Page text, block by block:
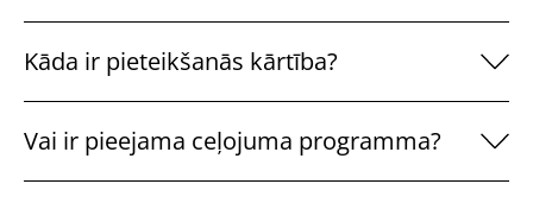
Kāda ir pieteikšanās kārtība?
Vai ir pieejama ceļojuma programma?